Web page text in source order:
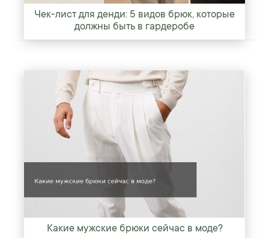
Чек-лист для денди: 5 видов брюк, которые
должны быть в гардеробе
Какие мужские брюки сейчас в моде?